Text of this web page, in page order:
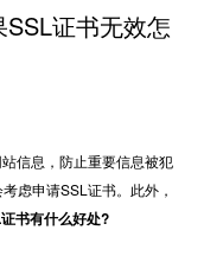
证书无效怎
信息，防止重要信息被犯
虑申请SSL证书。此外，
书有什么好处?